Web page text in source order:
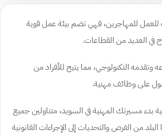
للعمل للمهاجرين، فهي تضم بيئة عمل قوية
في العديد من القطاعات.
وتقدمه التكنولوجي، مما يتيح للأفراد من
على وظائف مهنية.
بدء مسيرتك المهنية في السويد، متناولين جميع
من الفرص والتحديات إلى الإجراءات القانونية